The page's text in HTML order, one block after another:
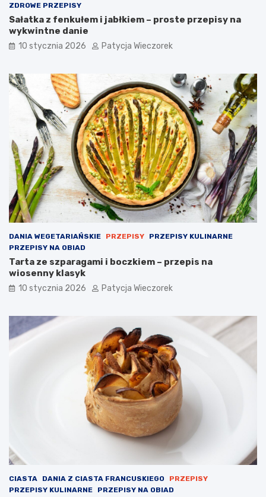
ZDROWE PRZEPISY
Sałatka z fenkułem i jabłkiem – proste przepisy na
wykwintne danie
10 stycznia 2026 Patycja Wieczorek
DANIA WEGETARIAŃSKIE PRZEPISY
PRZEPISY KULINARNE
PRZEPISY NA OBIAD
Tarta ze szparagami i boczkiem – przepis na
wiosenny klasyk
10 stycznia 2026 Patycja Wieczorek
CIASTA DANIA Z CIASTA FRANCUSKIEGO
PRZEPISY
PRZEPISY KULINARNE
PRZEPISY NA OBIAD